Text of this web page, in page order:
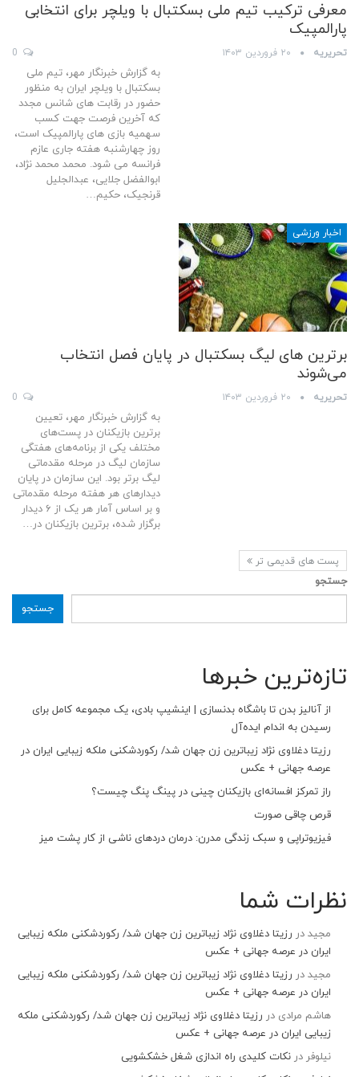
معرفی ترکیب تیم ملی بسکتبال با ویلچر برای انتخابی
پارالمپیک
تحریریه ۲۰ فروردین ۱۴۰۳
به گزارش خبرنگار مهر، تیم ملی
بسکتبال با ویلچر ایران به منظور
حضور در رقابت های شانس مجدد
که آخرین فرصت جهت کسب
سهمیه بازی های پارالمپیک است،
روز چهارشنبه هفته جاری عازم
فرانسه می شود. محمد محمد نژاد،
ابوالفضل جلایی، عبدالجلیل
قرنجیک، حکیم…
اخبار ورزشی
برترین های لیگ بسکتبال در پایان فصل انتخاب
می‌شوند
تحریریه ۲۰ فروردین ۱۴۰۳
به گزارش خبرنگار مهر، تعیین
برترین بازیکنان در پست‌های
مختلف یکی از برنامه‌های هفتگی
سازمان لیگ در مرحله مقدماتی
لیگ برتر بود. این سازمان در پایان
دیدارهای هر هفته مرحله مقدماتی
و بر اساس آمار هر یک از ۶ دیدار
برگزار شده، برترین بازیکنان در…
پست های قدیمی تر
جستجو
جستجو
تازه‌ترین خبرها
از آنالیز بدن تا باشگاه بدنسازی | اینشیپ بادی، یک مجموعه کامل برای
رسیدن به اندام ایده‌آل
رزیتا دغلاوی نژاد زیباترین زن جهان شد/ رکوردشکنی ملکه زیبایی ایران در
عرصه جهانی + عکس
راز تمرکز افسانه‌ای بازیکنان چینی در پینگ پنگ چیست؟
قرص چاقی صورت
فیزیوتراپی و سبک زندگی مدرن: درمان دردهای ناشی از کار پشت میز
نظرات شما
مجید در رزیتا دغلاوی نژاد زیباترین زن جهان شد/ رکوردشکنی ملکه زیبایی
ایران در عرصه جهانی + عکس
مجید در رزیتا دغلاوی نژاد زیباترین زن جهان شد/ رکوردشکنی ملکه زیبایی
ایران در عرصه جهانی + عکس
هاشم مرادی در رزیتا دغلاوی نژاد زیباترین زن جهان شد/ رکوردشکنی ملکه
زیبایی ایران در عرصه جهانی + عکس
نیلوفر در نکات کلیدی راه اندازی شغل خشکشویی